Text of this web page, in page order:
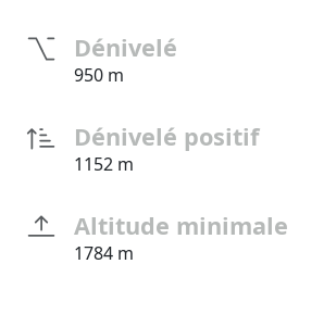
Dénivelé
950 m
Dénivelé positif
1152 m
Altitude minimale
1784 m